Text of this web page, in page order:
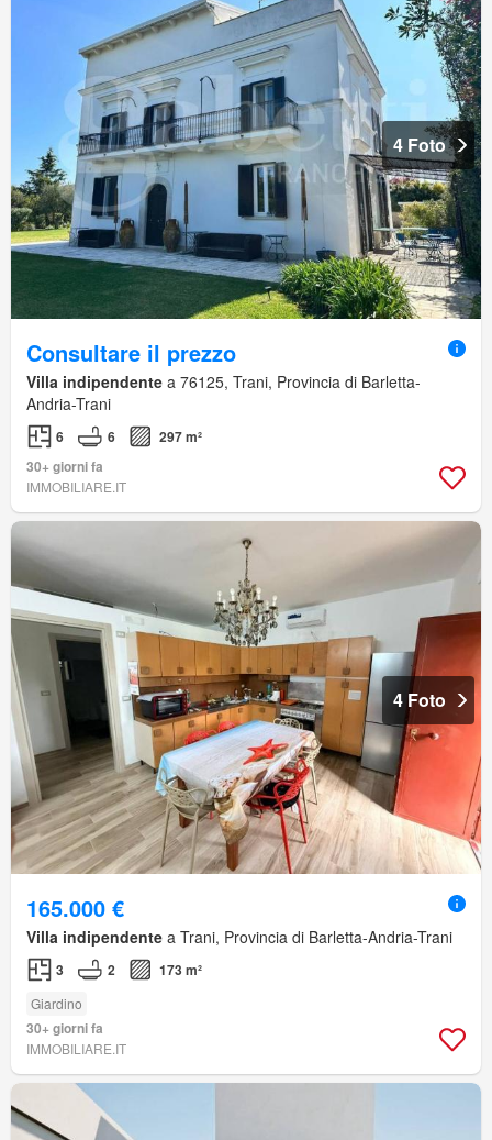
4 Foto
Consultare il prezzo
Villa indipendente a 76125, Trani, Provincia di Barletta-
Andria-Trani
6 6
297 m²
30+ giorni fa
IMMOBILIARE.IT
4 Foto
165.000 €
Villa indipendente a Trani, Provincia di Barletta-Andria-Trani
3 2 173 m²
Giardino
30+ giorni fa
IMMOBILIARE.IT